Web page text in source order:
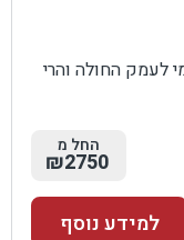
לעמק החולה והרי
החל מ
₪2750
למידע נוסף